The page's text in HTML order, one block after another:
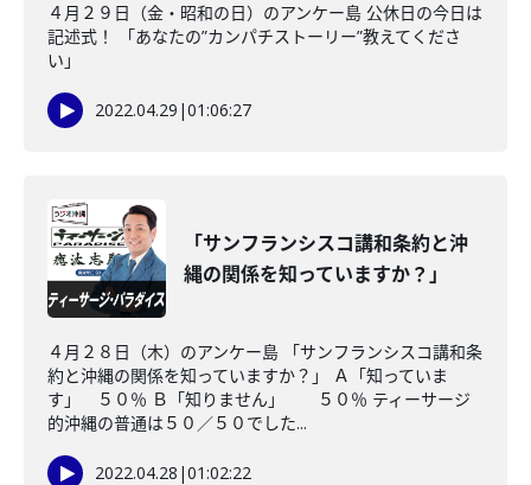
４月２９日（金・昭和の日）のアンケー島 公休日の今日は
記述式！ 「あなたの”カンパチストーリー”教えてくださ
い」
2022.04.29 |01:06:27
「サンフランシスコ講和条約と沖
縄の関係を知っていますか？」
４月２８日（木）のアンケー島 「サンフランシスコ講和条
約と沖縄の関係を知っていますか？」 Ａ「知っていま
す」 ５０％ Ｂ「知りません」 ５０％ ティーサージ
的沖縄の普通は５０／５０でした...
2022.04.28 |01:02:22